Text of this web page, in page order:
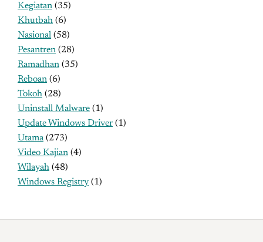
Kegiatan (35)
Khutbah (6)
Nasional (58)
Pesantren (28)
Ramadhan (35)
Reboan (6)
Tokoh (28)
Uninstall Malware (1)
Update Windows Driver (1)
Utama(273)
Video Kajian (4)
Wilayah (48)
Windows Registry (1)